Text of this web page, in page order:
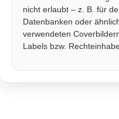
nicht erlaubt – z. B. für
Datenbanken oder
verwendeten
Labels bzw.